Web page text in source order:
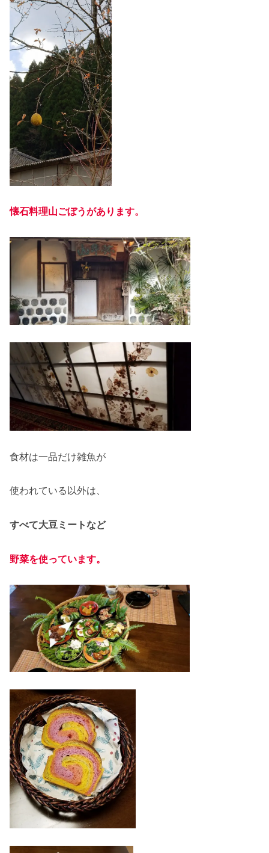
懐石料理山ごぼうがあります。
食材は一品だけ雑魚が
使われている以外は、
すべて大豆ミートなど
野菜を使っています。